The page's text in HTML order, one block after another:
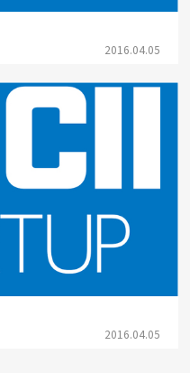
2016.04.05
2016.04.05